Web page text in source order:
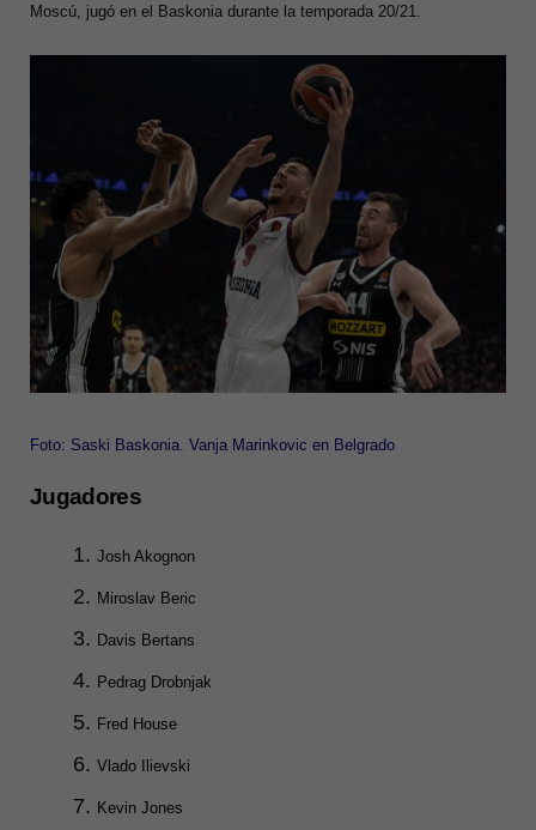
Moscú, jugó en el Baskonia durante la temporada 20/21.
Foto: Saski Baskonia. Vanja Marinkovic en Belgrado
Jugadores
Josh Akognon
Miroslav Beric
Davis Bertans
Pedrag Drobnjak
Fred House
Vlado Ilievski
Kevin Jones